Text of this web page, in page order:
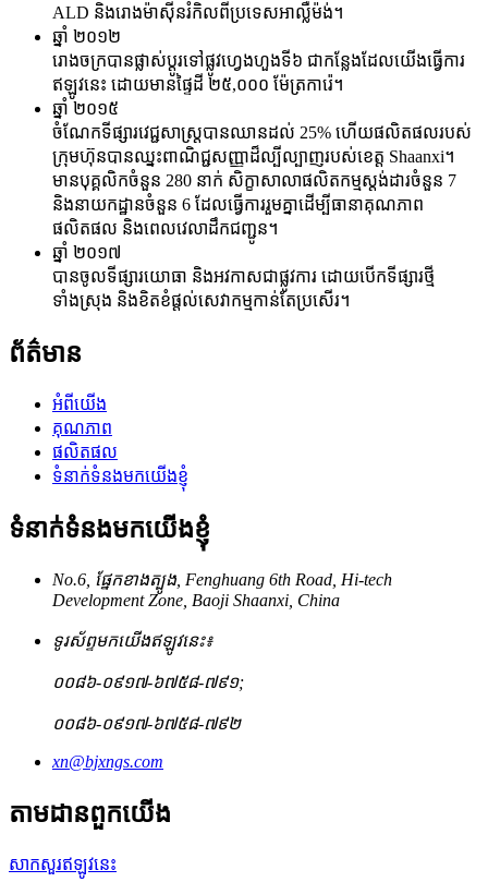
ALD និងរោងម៉ាស៊ីនរំកិលពីប្រទេសអាល្លឺម៉ង់។
ឆ្នាំ ២០១២
រោងចក្របានផ្លាស់ប្តូរទៅផ្លូវហ្វេងហួងទី៦ ជាកន្លែងដែលយើងធ្វើការ
ឥឡូវនេះ ដោយមានផ្ទៃដី ២៥,០០០ ម៉ែត្រការ៉េ។
ឆ្នាំ ២០១៥
ចំណែកទីផ្សារវេជ្ជសាស្ត្របានឈានដល់ 25% ហើយផលិតផលរបស់
ក្រុមហ៊ុនបានឈ្នះពាណិជ្ជសញ្ញាដ៏ល្បីល្បាញរបស់ខេត្ត Shaanxi។
មានបុគ្គលិកចំនួន 280 នាក់ សិក្ខាសាលាផលិតកម្មស្តង់ដារចំនួន 7
និងនាយកដ្ឋានចំនួន 6 ដែលធ្វើការរួមគ្នាដើម្បីធានាគុណភាព
ផលិតផល និងពេលវេលាដឹកជញ្ជូន។
ឆ្នាំ ២០១៧
បានចូលទីផ្សារយោធា និងអវកាសជាផ្លូវការ ដោយបើកទីផ្សារថ្មី
ទាំងស្រុង និងខិតខំផ្តល់សេវាកម្មកាន់តែប្រសើរ។
ព័ត៌មាន
អំពីយើង
គុណភាព
ផលិតផល
ទំនាក់ទំនងមកយើងខ្ញុំ
ទំនាក់ទំនងមកយើងខ្ញុំ
No.6, ផ្នែកខាងត្បូង, Fenghuang 6th Road, Hi-tech
Development Zone, Baoji Shaanxi, China
ទូរស័ព្ទមកយើងឥឡូវនេះ៖
០០៨៦-០៩១៧-៦៧៥៨-៧៩១;
០០៨៦-០៩១៧-៦៧៥៨-៧៩២
xn@bjxngs.com
តាមដានពួកយើង
សាកសួរឥឡូវនេះ